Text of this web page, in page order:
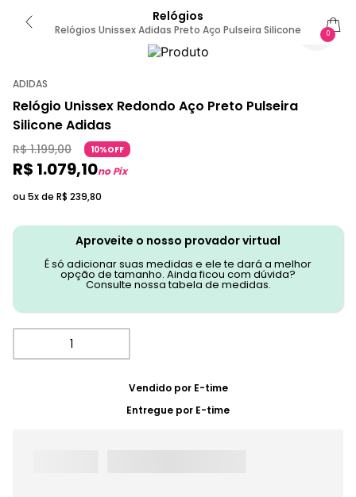
Relógios
Relógios Unissex Adidas Preto Aço Pulseira Silicone 0
ADIDAS
Relógio Unissex Redondo Aço Preto Pulseira
Silicone Adidas
R$ 1.199,00 10%OFF
R$ 1.079,10no Pix
ou 5x de R$ 239,80
Aproveite o nosso provador virtual
É só adicionar suas medidas e ele te dará a melhor
opção de tamanho. Ainda ficou com dúvida?
Consulte nossa tabela de medidas.
Vendido por E-time
Entregue por E-time